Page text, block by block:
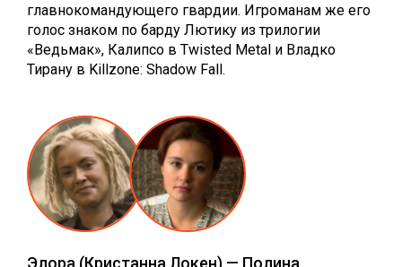
главнокомандующего гвардии. Игроманам же его
голос знаком по барду Лютику из трилогии
«Ведьмак», Калипсо в Twisted Metal и Владко
Тирану в Killzone: Shadow Fall.
Элора (Кристанна Локен) — Полина